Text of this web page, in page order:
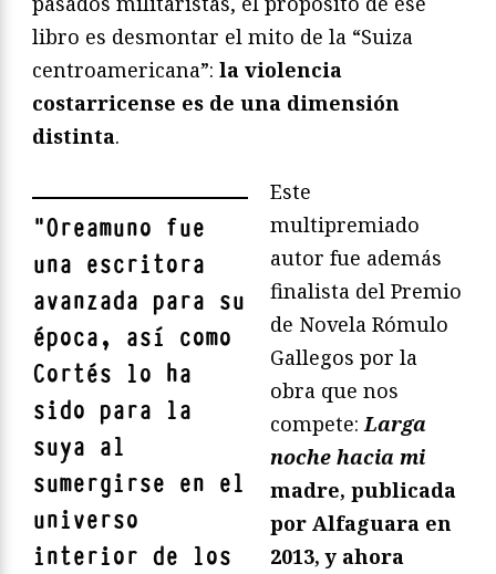
libro es desmontar el mito de la “Suiza
centroamericana”: la violencia
costarricense es de una dimensión
distinta.
"Oreamuno fue
una escritora
avanzada para su
época, así como
Cortés lo ha
sido para la
suya al
sumergirse en el
universo
interior de los
Este
multipremiado
autor fue además
finalista del Premio
de Novela Rómulo
Gallegos por la
obra que nos
compete: Larga
noche hacia mi
madre, publicada
por Alfaguara en
2013, y ahora